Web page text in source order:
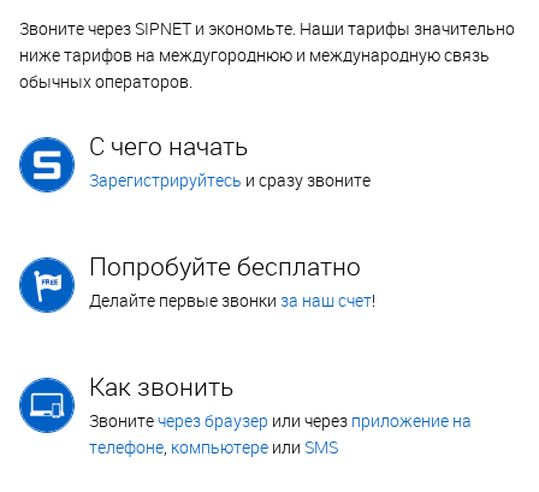
Звоните через SIPNET и экономьте. Наши тарифы значительно
ниже тарифов на междугороднюю и международную связь
обычных операторов.
С чего начать
Зарегистрируйтесь и сразу звоните
Попробуйте бесплатно
Делайте первые звонки за наш счет!
Как звонить
Звонитечерез браузер или через приложение на
телефоне, компьютере или SMS